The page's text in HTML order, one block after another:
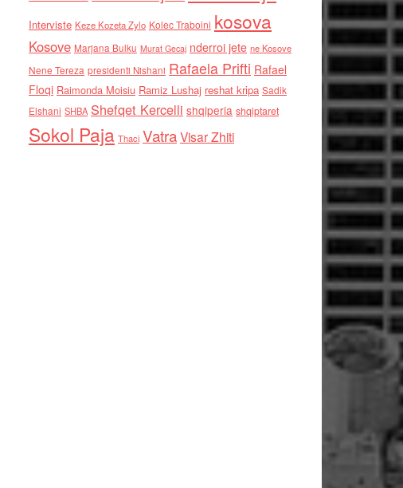
Interviste Keze Kozeta Zylo Kolec Traboini kosova
Kosove Marjana Bulku Murat Gecaj nderroi jete ne Kosove
Nene Tereza presidenti Nishani Rafaela Prifti Rafael
Floqi Raimonda Moisiu Ramiz Lushaj reshat kripa Sadik
Elshani SHBA Shefqet Kercelli shqiperia shqiptaret
Sokol Paja Thaci VatraVisar Zhiti